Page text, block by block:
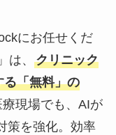
にお任せくだ
は、 クリニック
る「無料」の
現場でも、AIが
策を強化。効率